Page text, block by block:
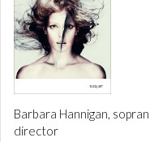
Barbara Hannigan,
director